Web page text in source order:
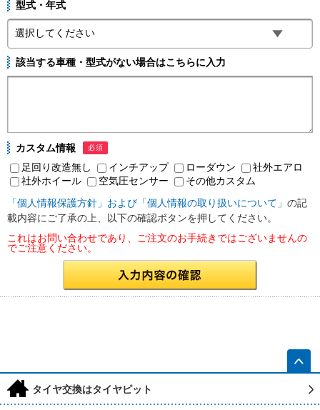
型式・年式
該当する車種・型式がない場合はこちらに入力
カスタム情報 必須
足回り改造無し インチアップ ローダウン
社外エアロ
社外ホイール
空気圧センサー
その他カスタム
「個人情報保護方針」および「個人情報の取り扱いについて」 の記
載内容にご了承の上、以下の確認ボタンを押してください。
これはお問い合わせであり、ご注文のお手続きではございませんの
でご注意ください。
h タイヤ交換はタイヤピット